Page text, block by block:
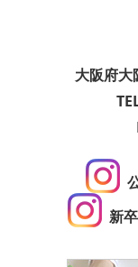
大阪府大
新